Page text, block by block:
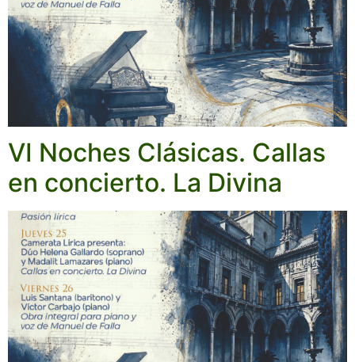
VI Noches Clásicas. Callas
en concierto. La Divina